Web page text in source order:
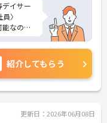
イサー
〉
なので
評価して
です◎
問い合わ
紹介してもらう
更新日：2026年06月08日